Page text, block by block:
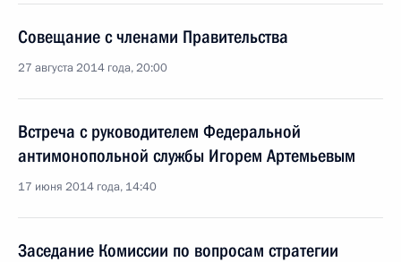
Совещание с членами Правительства
27 августа 2014 года, 20:00
Встреча с руководителем Федеральной
антимонопольной службы Игорем Артемьевым
17 июня 2014 года, 14:40
Заседание Комиссии по вопросам стратегии